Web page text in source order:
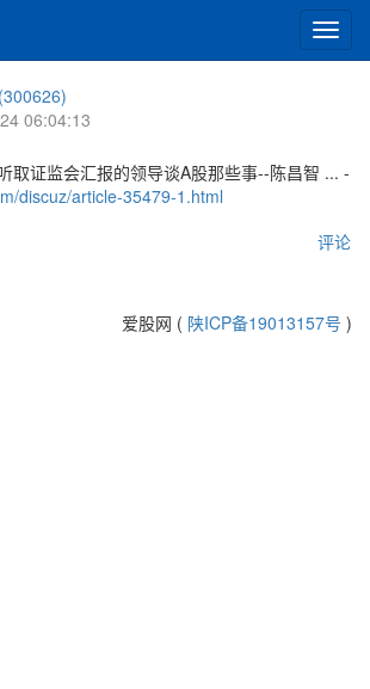
切
换
06:04:13
取证监会汇报的领导谈A股那些事--陈昌智 ... -
discuz/article-35479-1.html
评论
爱股网 ( 陕ICP备19013157号 )